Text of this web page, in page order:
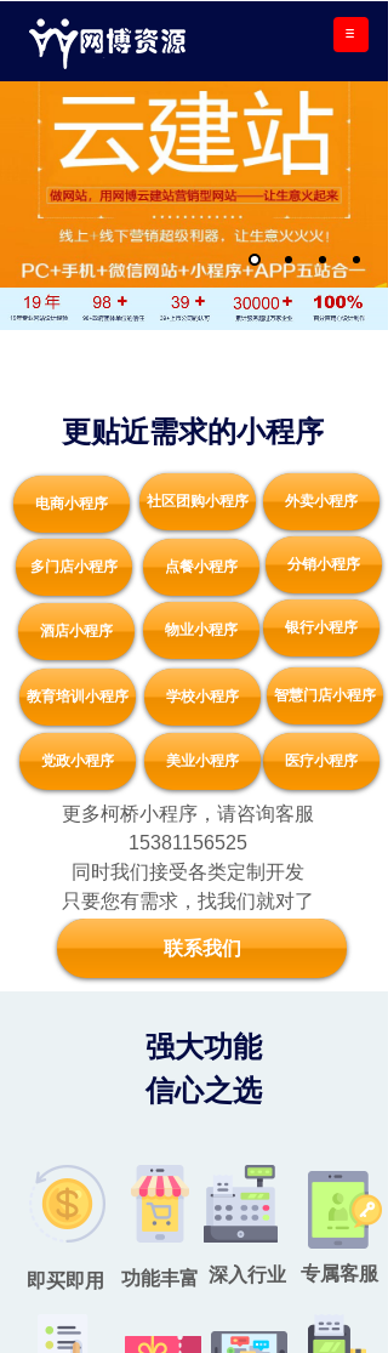
美业小程序
点餐小程序 分销小程序
医疗小程序
多门店小程序
外卖小程序
社区团购小程序
酒店小程序
电商小程序
更贴近需求的小程序
学校小程序
银行小程序
物业小程序
党政小程序
教育培训小程序
更多柯桥小程序，请咨询客服
15381156525
同时我们接受各类定制开发
只要您有需求，找我们就对了
智慧门店小程序
联系我们
功能丰富
即买即用 深入行业 专属客服
强大功能
信心之选